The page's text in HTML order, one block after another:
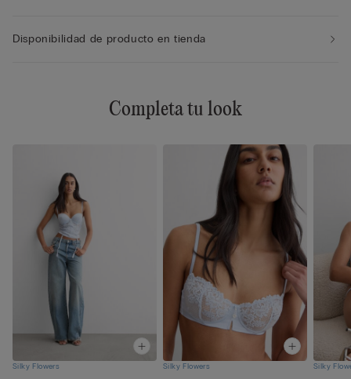
Disponibilidad de producto en tienda
Completa tu look
Silky Flowers Silky Flowers Silky